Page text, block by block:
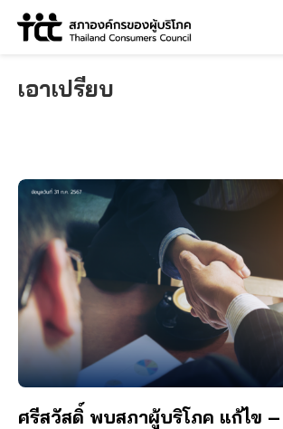
Skip
เอาเปรียบ
ศรีสวัสดิ์ พบสภาผู้บริโภค แก้ไข –